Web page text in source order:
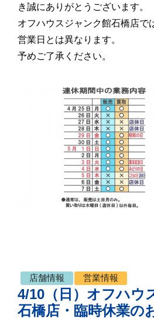
き誠にありがとうございます。
オフハウスジャンク館石橋店で
営業日とは異なります。
予めご了承ください。
店舗情報 営業情報
4/10（日）オフハウ
石橋店・臨時休業の